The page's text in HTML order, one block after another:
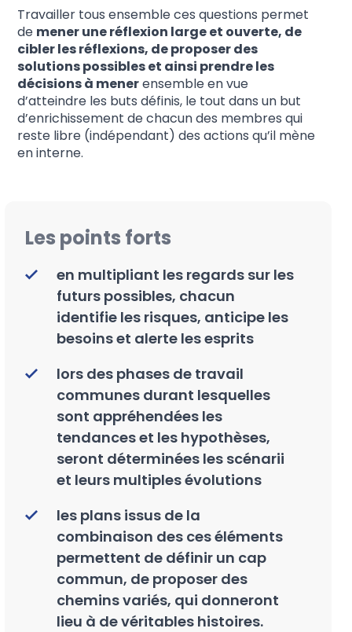
Travailler tous ensemble ces questions permet
de mener une réflexion large et ouverte, de
cibler les réflexions, de proposer des
solutions possibles et ainsi prendre les
décisions à menerensemble en vue
d’atteindre les buts définis, le tout dans un but
d’enrichissement de chacun des membres qui
reste libre (indépendant) des actions qu’il mène
en interne.
Les points forts
en multipliant les regards sur les
futurs possibles, chacun
identifie les risques, anticipe les
besoins et alerte les esprits
lors des phases de travail
communes durant lesquelles
sont appréhendées les
tendances et les hypothèses,
seront déterminées les scénarii
et leurs multiples évolutions
les plans issus de la
combinaison des ces éléments
permettent de définir un cap
commun, de proposer des
chemins variés, qui donneront
lieu à de véritables histoires.